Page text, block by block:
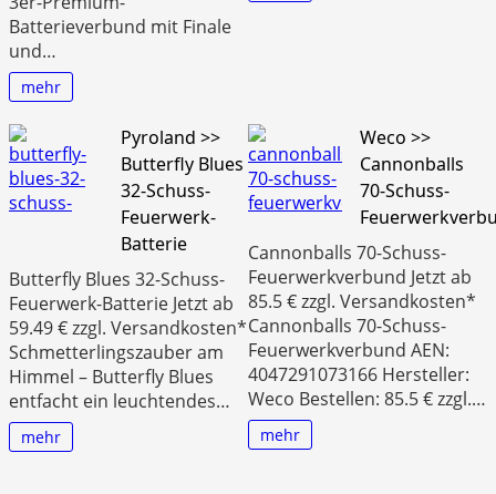
Batterieverbund mit Finale
und…
mehr
Pyroland >>
Butterfly Blues
32-Schuss-
Feuerwerk-
Batterie
Butterfly Blues 32-Schuss-
Feuerwerk-Batterie Jetzt ab
59.49 € zzgl. Versandkosten*
Schmetterlingszauber am
Himmel – Butterfly Blues
entfacht ein leuchtendes…
mehr
Weco >>
Cannonballs
70-Schuss-
Cannonballs 70-Schuss-
Feuerwerkverbund Jetzt ab
85.5 € zzgl. Versandkosten*
Cannonballs 70-Schuss-
Feuerwerkverbund AEN:
4047291073166 Hersteller:
Weco Bestellen: 85.5 € zzgl.…
mehr